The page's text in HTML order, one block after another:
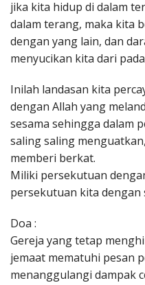
jika kita hidup di dalam
dalam terang, maka kita
dengan yang lain, dan
menyucikan kita dari
Inilah landasan kita
dengan Allah yang
sesama sehingga dalam
saling saling
memberi berkat.
Miliki persekutuan
persekutuan kita dengan
Doa :
Gereja yang tetap
jemaat mematuhi pesan
menanggulangi dampak